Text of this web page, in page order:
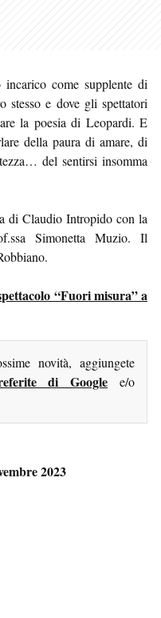
come supplente di
stesso e dove gli spettatori
la poesia di Leopardi. E
della paura di amare, di
del sentirsi insomma
di Claudio Intropido con la
Simonetta Muzio. Il
“Fuori misura” a
novità, aggiungete
di Google e/o
2023